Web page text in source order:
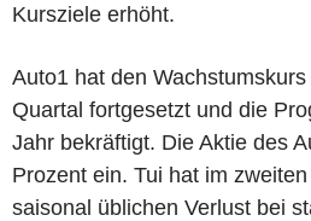
Kursziele erhöht.
Auto1 hat den
Quartal fortgesetzt und die
Jahr bekräftigt. Die Aktie des
Prozent ein. Tui hat im
saisonal üblichen Verlust bei